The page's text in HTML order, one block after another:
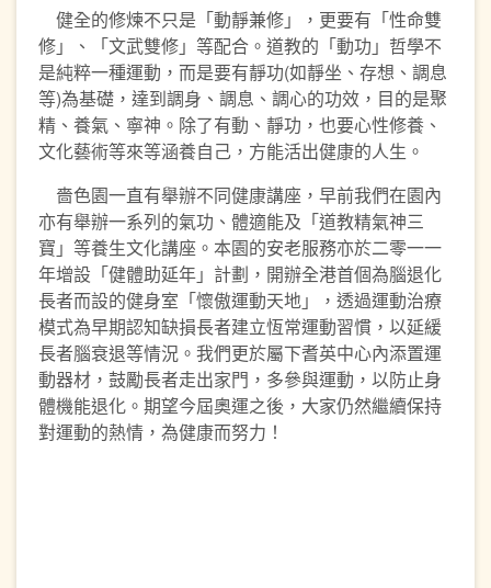
健全的修煉不只是「動靜兼修」，更要有「性命雙
修」、「文武雙修」等配合。道教的「動功」哲學不
是純粹一種運動，而是要有靜功(如靜坐、存想、調息
等)為基礎，達到調身、調息、調心的功效，目的是聚
精、養氣、寧神。除了有動、靜功，也要心性修養、
文化藝術等來等涵養自己，方能活出健康的人生。
嗇色園一直有舉辦不同健康講座，早前我們在園內
亦有舉辦一系列的氣功、體適能及「道教精氣神三
寶」等養生文化講座。本園的安老服務亦於二零一一
年增設「健體助延年」計劃，開辦全港首個為腦退化
長者而設的健身室「懷傲運動天地」，透過運動治療
模式為早期認知缺損長者建立恆常運動習慣，以延緩
長者腦衰退等情況。我們更於屬下耆英中心內添置運
動器材，鼓勵長者走出家門，多參與運動，以防止身
體機能退化。期望今屆奧運之後，大家仍然繼續保持
對運動的熱情，為健康而努力！